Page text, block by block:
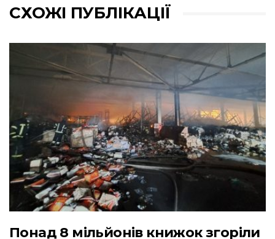
СХОЖІ ПУБЛІКАЦІЇ
Понад 8 мільйонів книжок згоріли